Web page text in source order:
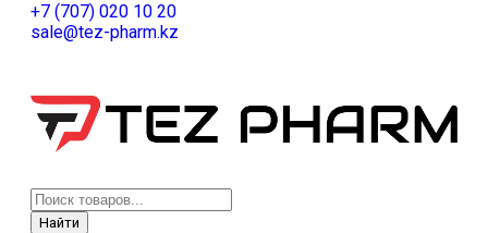
+7 (707) 020 10 20
sale@tez-pharm.kz
Найти